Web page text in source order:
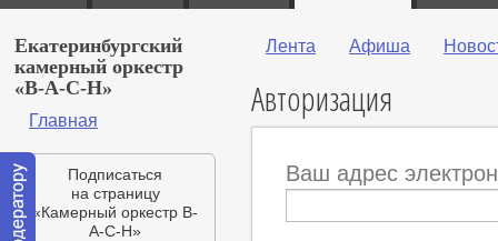
Екатеринбургский
камерный оркестр
«B-A-C-H»
Главная
Подписаться
на страницу
«Камерный оркестр B-
A-C-H»
Лента Афиша
Авторизация
Ваш адрес